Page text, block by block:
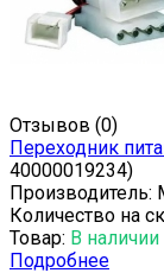
Отзывов (0)
Переходник
40000019234)
Производитель:
Количество на
Товар: В наличии
Подробнее